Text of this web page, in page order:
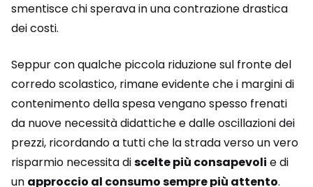
smentisce chi sperava in una contrazione drastica
dei costi.
Seppur con qualche piccola riduzione sul fronte del
corredo scolastico, rimane evidente che i margini di
contenimento della spesa vengano spesso frenati
da nuove necessità didattiche e dalle oscillazioni dei
prezzi, ricordando a tutti che la strada verso un vero
risparmio necessita discelte più consapevoli e di
un approccio al consumo sempre più attento.